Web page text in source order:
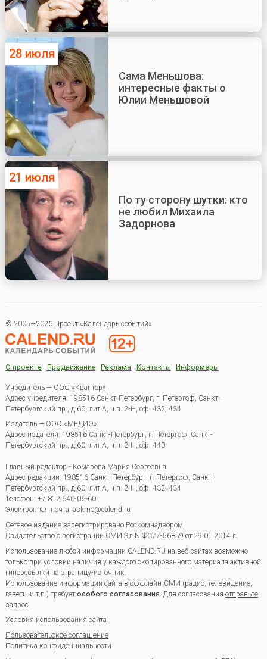
28 июля
Сама Меньшова:
интересные факты о
Юлии Меньшовой
21 июля
По ту сторону шутки: кто
не любил Михаила
Задорнова
© 2005—2026 Проект «Календарь событий»
О проекте Продвижение Реклама Контакты Информеры
Учредитель — ООО «Квантор»
Адрес учредителя: 198516 Санкт-Петербург, г. Петергоф, Санкт-
Петербургский пр., д.60, лит.А, ч.п. 2-Н, оф. 432, 434
Издатель — ООО «МЕДИО»
Адрес издателя: 198516 Санкт-Петербург, г. Петергоф, Санкт-
Петербургский пр., д.60, лит.А, ч.п. 2-Н, оф. 440
Главный редактор - Комарова Мария Сергеевна
Адрес редакции: 198516 Санкт-Петербург, г. Петергоф, Санкт-
Петербургский пр., д.60, лит.А, ч.п. 2-Н, оф. 432, 434
Телефон: +7 812 640-06-60
Электронная почта: askme@calend.ru
Сетевое издание зарегистрировано Роскомнадзором,
Свидетельство о регистрации СМИ Эл.N ФС77-56859 от 29.01.2014 г.
Использование любой информации CALEND.RU на веб-сайтах возможно
только при условии наличия у каждого скопированного материала активной
гиперссылки на страницу-источник.
Использование информации сайта в оффлайн-СМИ (радио, телевидение,
газеты и т.п.) требуетособого согласования . Для согласования отправьте
запрос
Условия использования сайта
Пользовательское соглашение
Политика конфиденциальности